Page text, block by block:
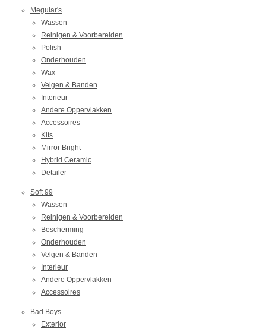
Meguiar's
Wassen
Reinigen & Voorbereiden
Polish
Onderhouden
Wax
Velgen & Banden
Interieur
Andere Oppervlakken
Accessoires
Kits
Mirror Bright
Hybrid Ceramic
Detailer
Soft 99
Wassen
Reinigen & Voorbereiden
Bescherming
Onderhouden
Velgen & Banden
Interieur
Andere Oppervlakken
Accessoires
Bad Boys
Exterior